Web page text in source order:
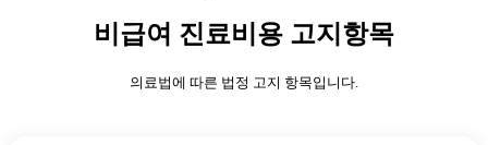
비급여 진료비용 고지항목
의료법에 따른 법정 고지 항목입니다.